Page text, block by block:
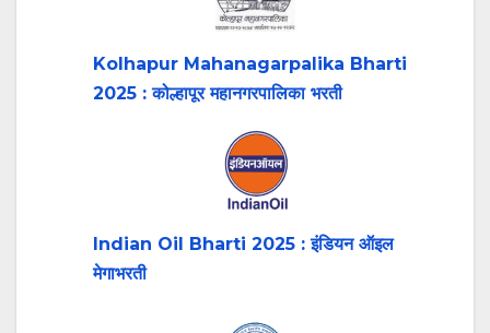
Kolhapur Mahanagarpalika Bharti
2025 : कोल्हापूर महानगरपालिका भरती
Indian Oil Bharti 2025 : इंडियन ऑइल
मेगाभरती